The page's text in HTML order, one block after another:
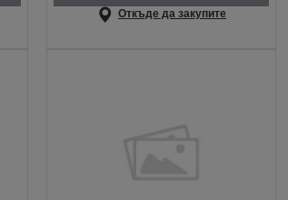
Откъде да закупите